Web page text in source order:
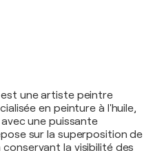
une artiste peintre
en peinture à l'huile,
une puissante
sur la superposition de
la visibilité des